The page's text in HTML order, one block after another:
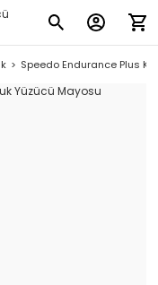
Speedo Endurance Plus